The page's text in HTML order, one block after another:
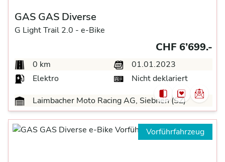
GAS GAS Diverse
G Light Trail 2.0 - e-Bike
CHF 6’699.-
0 km
01.01.2023
Elektro
Nicht deklariert
Laimbacher Moto Racing AG, Siebnen (SZ)
Vorführfahrzeug